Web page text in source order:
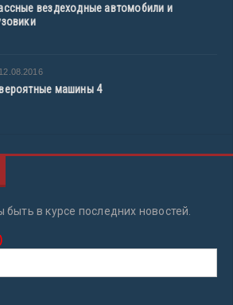
вездеходные автомобили и
12.08.2016
машины 4
в курсе последних новостей.